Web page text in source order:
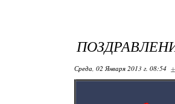
Среда, 02 Января 2013 г. 08:54